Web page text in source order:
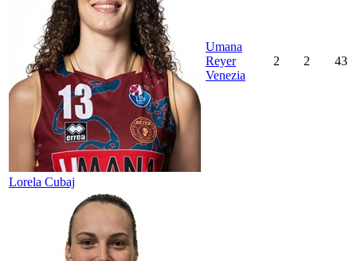
Lorela Cubaj
Umana
Reyer
Venezia
2 2 43